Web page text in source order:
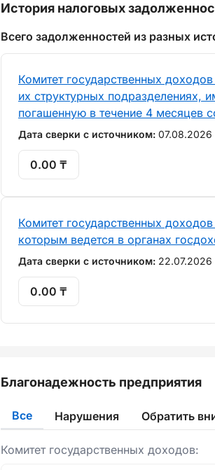
История налоговых
Всего задолженностей из разных
Комитет государственных
их структурных
погашенную в течение 4 месяцев
Дата сверки с источником: 07.08.2026
0.00 ₸
Комитет государственных
которым ведется в органах
Дата сверки с источником: 22.07.2026
0.00 ₸
Благонадежность предприятия
Все Нарушения Обратить
Комитет государственных доходов: